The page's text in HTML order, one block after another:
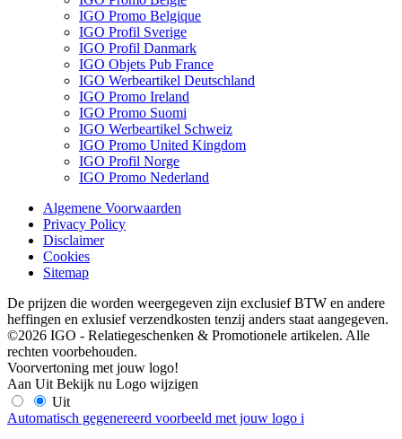
IGO Promo Belgique
IGO Profil Sverige
IGO Profil Danmark
IGO Objets Pub France
IGO Werbeartikel Deutschland
IGO Promo Ireland
IGO Promo Suomi
IGO Werbeartikel Schweiz
IGO Promo United Kingdom
IGO Profil Norge
IGO Promo Nederland
Algemene Voorwaarden
Privacy Policy
Disclaimer
Cookies
Sitemap
De prijzen die worden weergegeven zijn exclusief BTW en andere
heffingen en exlusief verzendkosten tenzij anders staat aangegeven.
©2026 IGO - Relatiegeschenken & Promotionele artikelen. Alle
rechten voorbehouden.
Voorvertoning met jouw logo!
Aan Uit Bekijk nu Logo wijzigen
Uit
Automatisch gegenereerd voorbeeld met jouw logo i